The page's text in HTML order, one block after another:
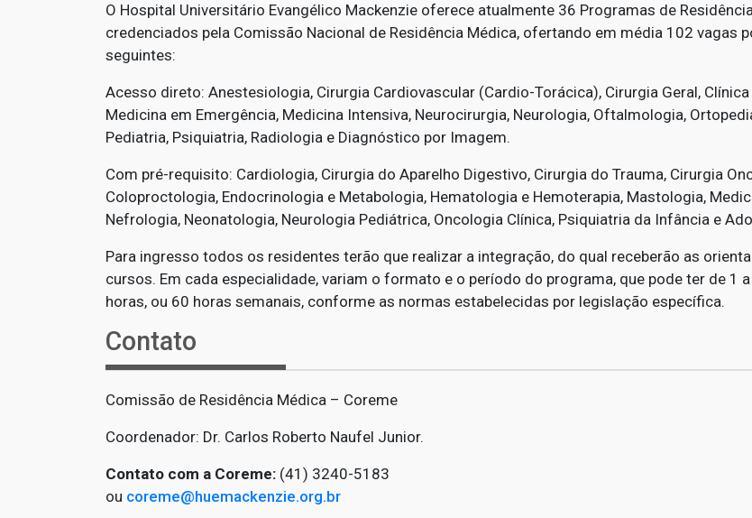
O Hospital Universitário Evangélico Mackenzie oferece atualmente 36 Programas de
credenciados pela Comissão Nacional de Residência Médica, ofertando em média 102 vagas
seguintes:
Acesso direto: Anestesiologia, Cirurgia Cardiovascular (Cardio-Torácica), Cirurgia Geral,
Medicina em Emergência, Medicina Intensiva, Neurocirurgia, Neurologia, Oftalmologia,
Pediatria, Psiquiatria, Radiologia e Diagnóstico por Imagem.
Com pré-requisito: Cardiologia, Cirurgia do Aparelho Digestivo, Cirurgia do Trauma, Cirurgia
Coloproctologia, Endocrinologia e Metabologia, Hematologia e Hemoterapia, Mastologia,
Nefrologia, Neonatologia, Neurologia Pediátrica, Oncologia Clínica, Psiquiatria da Infância e
Para ingresso todos os residentes terão que realizar a integração, do qual receberão as
cursos. Em cada especialidade, variam o formato e o período do programa, que pode ter de 1
horas, ou 60 horas semanais, conforme as normas estabelecidas por legislação específica.
Contato
Comissão de Residência Médica – Coreme
Coordenador: Dr. Carlos Roberto Naufel Junior.
Contato com a Coreme: (41) 3240-5183
ou coreme@huemackenzie.org.br